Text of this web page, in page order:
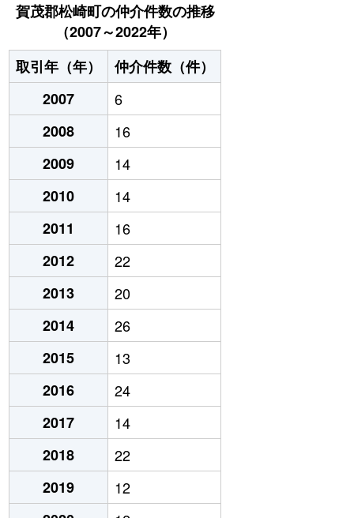
賀茂郡松崎町の仲介件数の推移
（2007～2022年）
取引年（年）
仲介件数（件）
2007
6
2008
16
2009
14
2010
14
2011
16
2012
22
2013
20
2014
26
2015
13
2016
24
2017
14
2018
22
2019
12